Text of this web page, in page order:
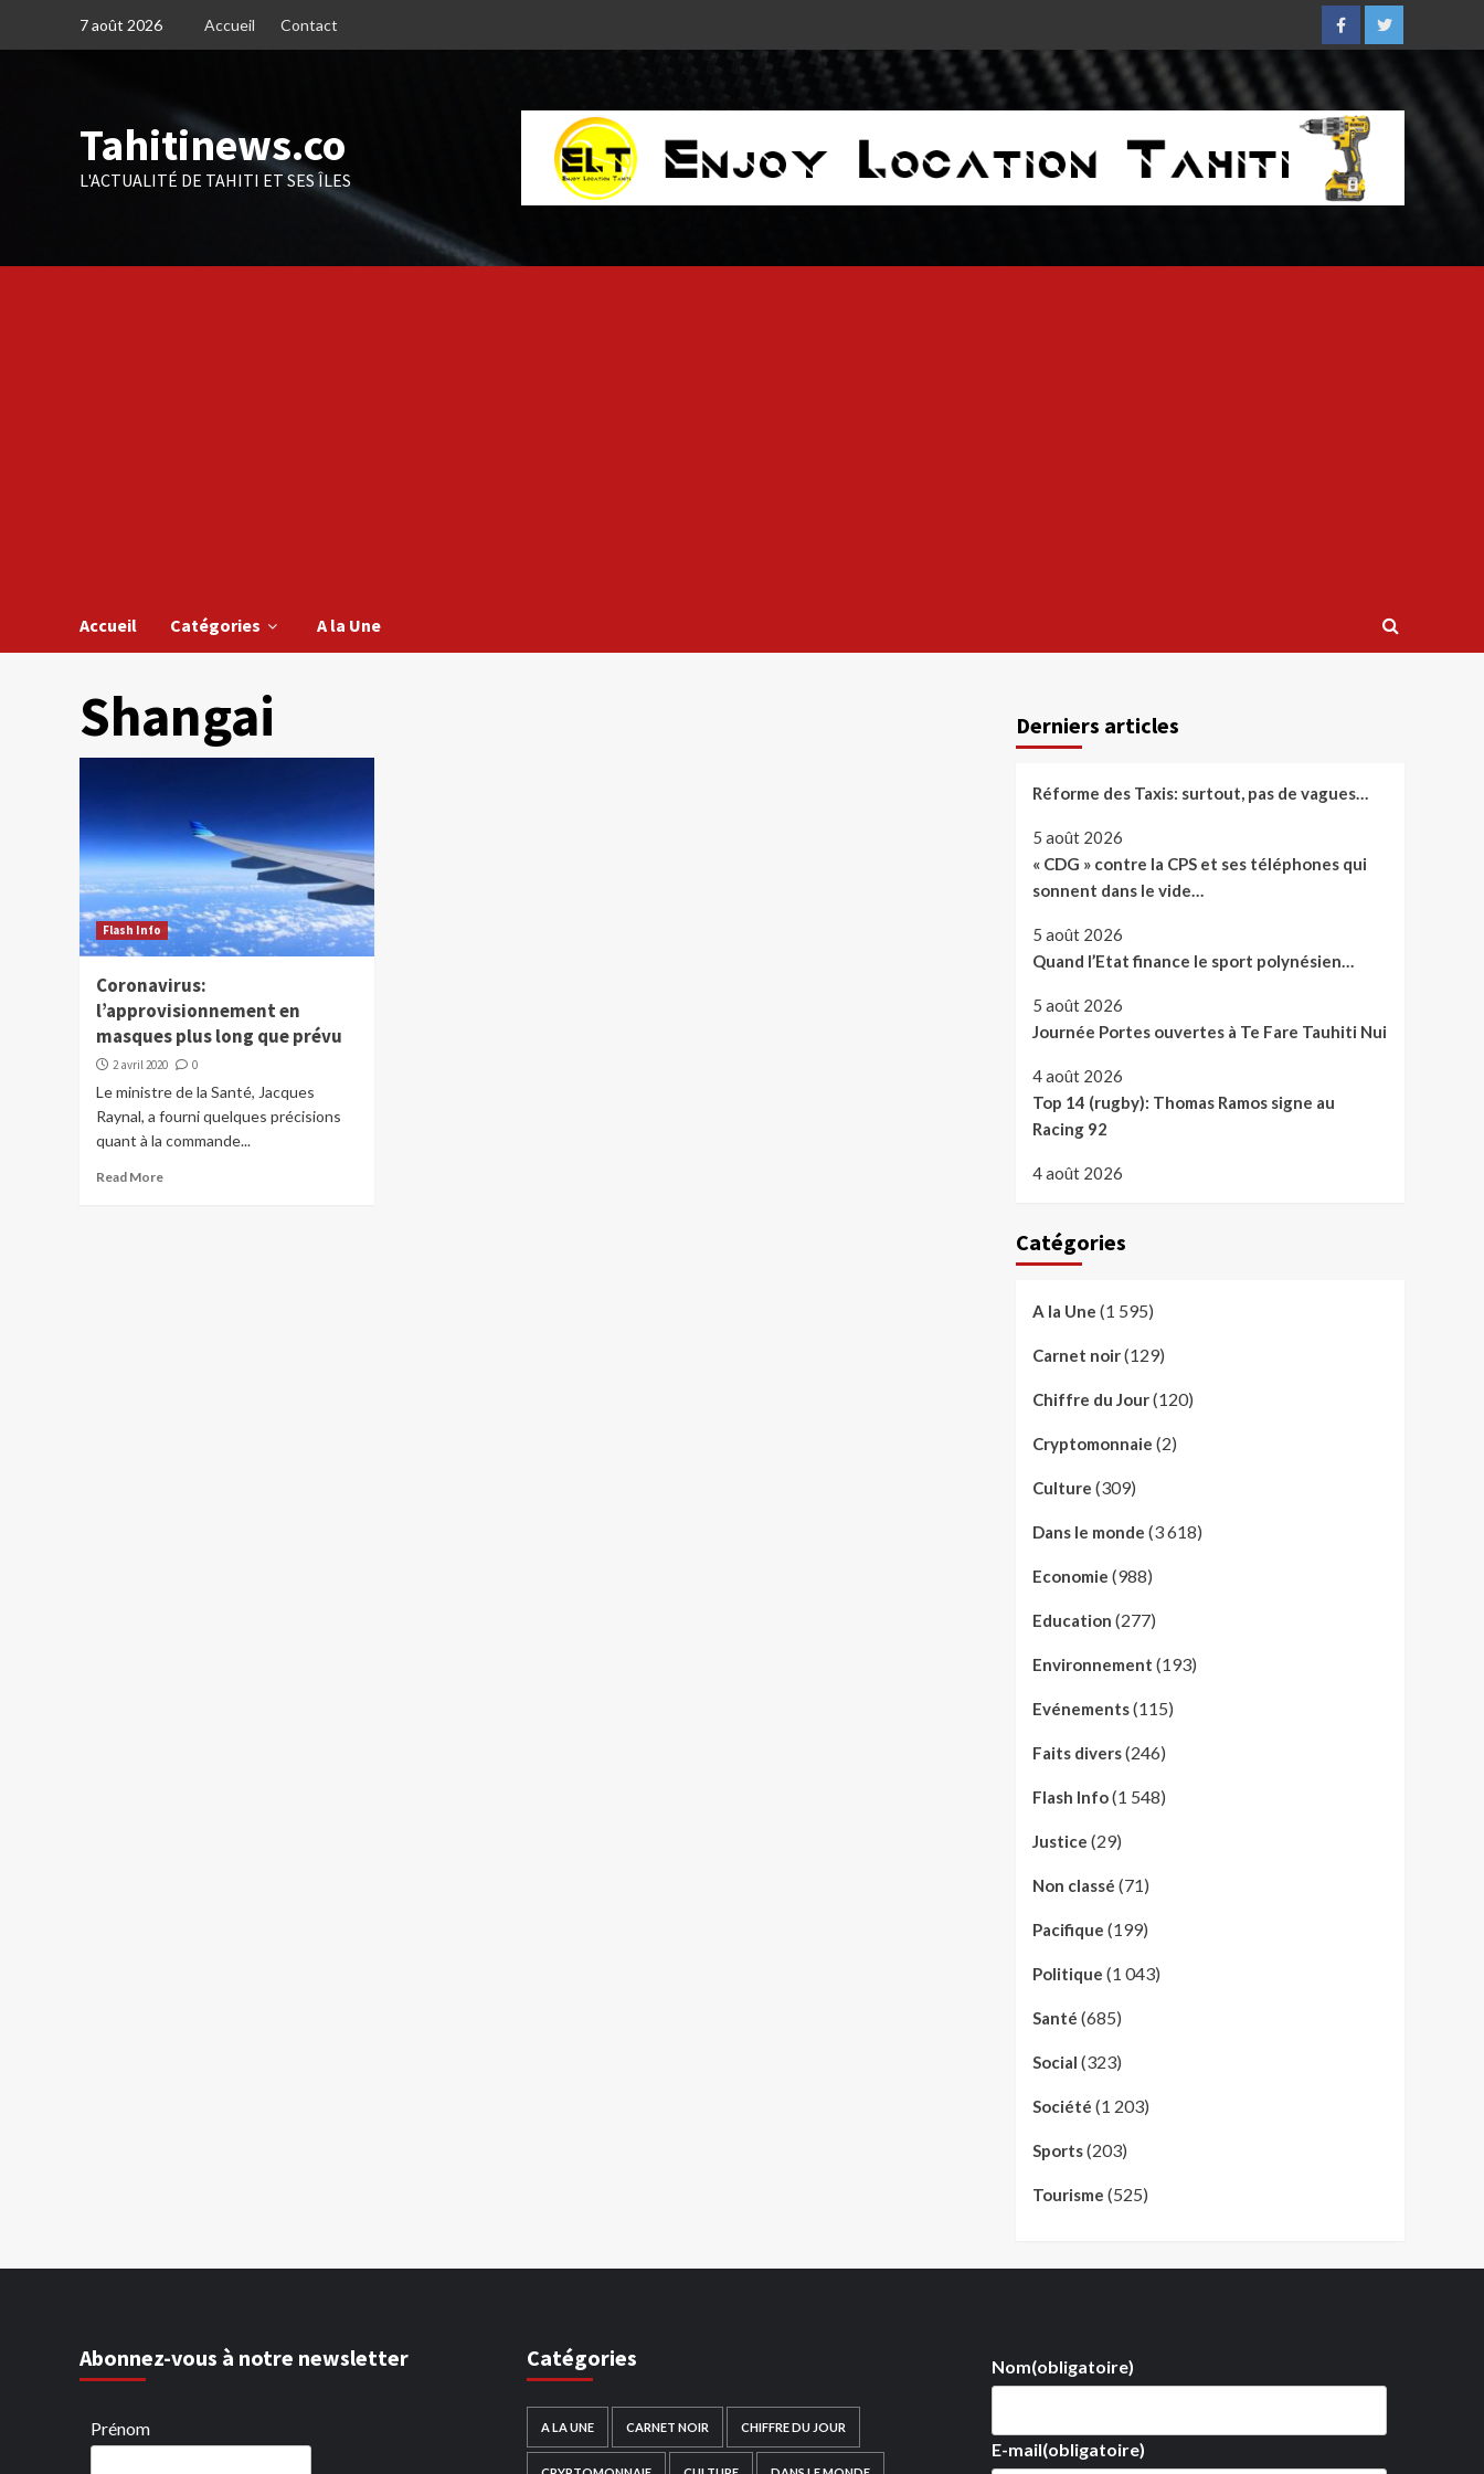
7 août 2026 Accueil Contact
FacebookTwitter
Tahitinews.co
L'ACTUALITÉ DE TAHITI ET SES ÎLES
Accueil Catégories A la Une
Shangai
Flash Info
Coronavirus:
l’approvisionnement en
masques plus long que prévu
2 avril 2020 0
Le ministre de la Santé, Jacques
Raynal, a fourni quelques précisions
quant à la commande...
Read More
Derniers articles
Réforme des Taxis: surtout, pas de vagues…
5 août 2026
« CDG » contre la CPS et ses téléphones qui
sonnent dans le vide…
5 août 2026
Quand l’Etat finance le sport polynésien…
5 août 2026
Journée Portes ouvertes à Te Fare Tauhiti Nui
4 août 2026
Top 14 (rugby): Thomas Ramos signe au
Racing 92
4 août 2026
Catégories
A la Une (1 595)
Carnet noir(129)
Chiffre du Jour(120)
Cryptomonnaie (2)
Culture (309)
Dans le monde (3 618)
Economie (988)
Education (277)
Environnement (193)
Evénements(115)
Faits divers(246)
Flash Info(1 548)
Justice (29)
Non classé (71)
Pacifique (199)
Politique (1 043)
Santé (685)
Social (323)
Société (1 203)
Sports(203)
Tourisme (525)
Abonnez-vous à notre newsletter
Prénom
Catégories
A LA UNE CARNET NOIR CHIFFRE DU JOUR
Nom(obligatoire)
E-mail(obligatoire)